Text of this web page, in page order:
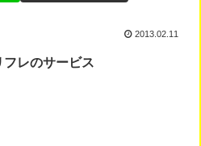
2013.02.11
レのサービス